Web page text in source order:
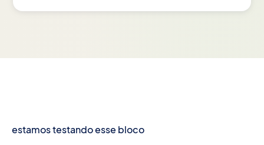
estamos testando esse bloco